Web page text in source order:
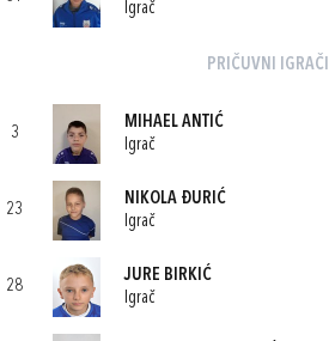
Igrač
PRIČUVNI IGRAČI
3
MIHAEL ANTIĆ
Igrač
23
NIKOLA ĐURIĆ
Igrač
28
JURE BIRKIĆ
Igrač